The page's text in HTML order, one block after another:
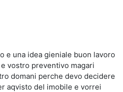
e una idea gieniale buon lavoro
vostro preventivo magari
domani perche devo decidere
aqvisto del imobile e vorrei